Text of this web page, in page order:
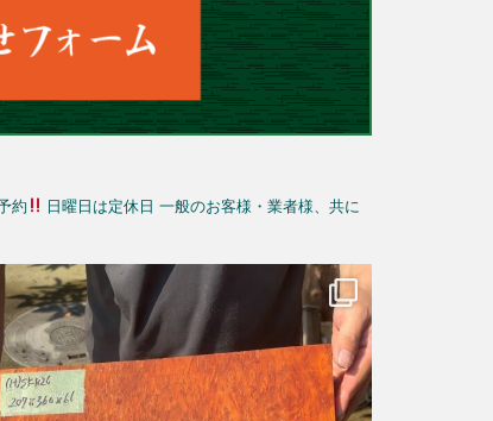
約 日曜日は定休日 一般のお客様・業者様、共に